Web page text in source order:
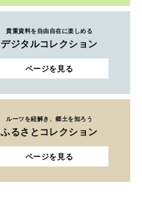
貴重資料を自由自在に楽しめる
デジタルコレクション
ページを見る
ルーツを紐解き、郷土を知ろう
ふるさとコレクション
ページを見る